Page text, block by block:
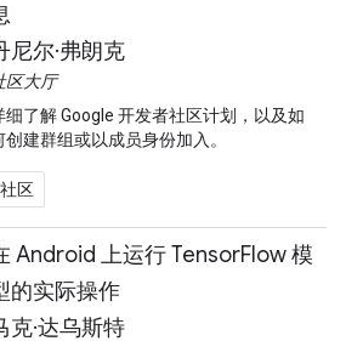
尼尔·弗朗克
区大厅
细了解 Google 开发者社区计划，以及如
创建群组或以成员身份加入。
社区
Android 上运行 TensorFlow 模
的实际操作
克·达乌斯特